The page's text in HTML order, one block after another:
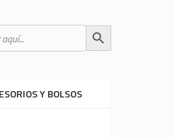
Botón de búsqueda
Y BOLSOS